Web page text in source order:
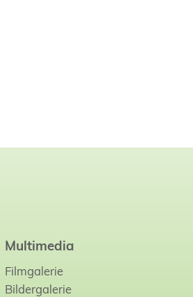
Multimedia
Filmgalerie
Bildergalerie